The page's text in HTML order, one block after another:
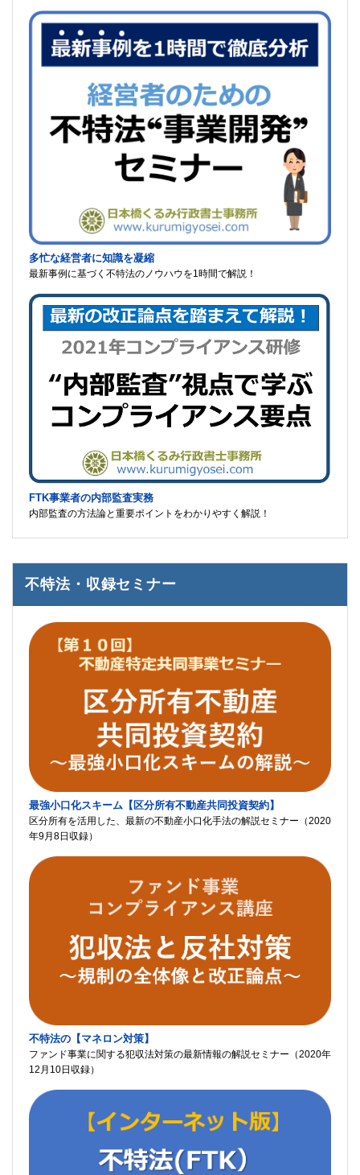
多忙な経営者に知識を凝縮
最新事例に基づく不特法のノウハウを1時間で解説！
FTK事業者の内部監査実務
内部監査の方法論と重要ポイントをわかりやすく解説！
不特法・収録セミナー
最強小口化スキーム【区分所有不動産共同投資契約】
区分所有を活用した、最新の不動産小口化手法の解説セミナー（2020
年9月8日収録）
不特法の【マネロン対策】
ファンド事業に関する犯収法対策の最新情報の解説セミナー（2020年
12月10日収録）